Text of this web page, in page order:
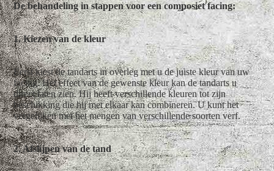
De behandeling in stappen voor een composiet facing:
1. Kiezen van de kleur
Eerst kiest de tandarts in overleg met u de juiste kleur van uw
facing. Het effect van de gewenste kleur kan de tandarts u
direct laten zien. Hij heeft verschillende kleuren tot zijn
beschikking die hij met elkaar kan combineren. U kunt het
vergelijken met het mengen van verschillende soorten verf.
2. Afslijpen van de tand